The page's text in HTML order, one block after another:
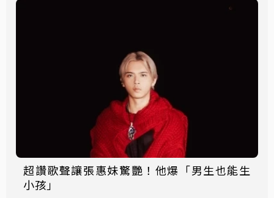
超讚歌聲讓張惠妹驚艷！他爆「男生也能生
小孩」